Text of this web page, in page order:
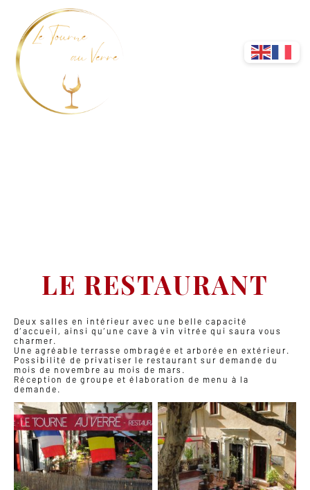
LE RESTAURANT
Deux salles en intérieur avec une belle capacité
d’accueil, ainsi qu’une cave à vin vitrée qui saura vous
charmer.
Une agréable terrasse ombragée et arborée en extérieur.
Possibilité de privatiser le restaurant sur demande du
mois de novembre au mois de mars.
Réception de groupe et élaboration de menu à la
demande.